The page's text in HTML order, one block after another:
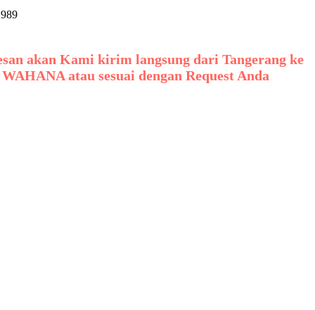
akan Kami kirim langsung dari Tangerang ke
atau sesuai dengan Request Anda